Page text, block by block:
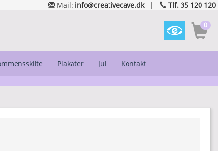
Mail: info@creativecave.dk| Tlf. 35 120 120
0
Plakater Jul Kontakt